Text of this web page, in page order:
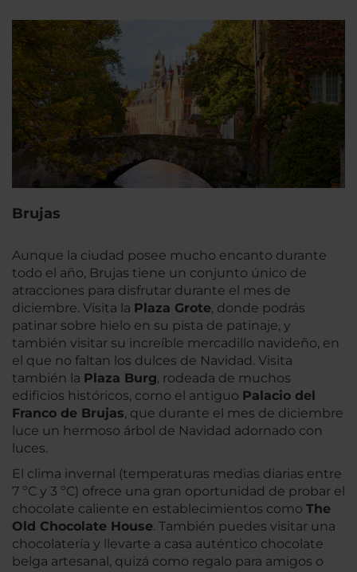
Brujas
Aunque la ciudad posee mucho encanto durante
todo el año, Brujas tiene un conjunto único de
atracciones para disfrutar durante el mes de
diciembre. Visita la Plaza Grote, donde podrás
patinar sobre hielo en su pista de patinaje, y
también visitar su increíble mercadillo navideño, en
el que no faltan los dulces de Navidad. Visita
también la Plaza Burg, rodeada de muchos
edificios históricos, como el antiguo Palacio del
Franco de Brujas, que durante el mes de diciembre
luce un hermoso árbol de Navidad adornado con
luces.
El clima invernal (temperaturas medias diarias entre
7 ºC y 3 ºC) ofrece una gran oportunidad de probar el
chocolate caliente en establecimientos como The
Old Chocolate House. También puedes visitar una
chocolatería y llevarte a casa auténtico chocolate
belga artesanal, quizá como regalo para amigos o